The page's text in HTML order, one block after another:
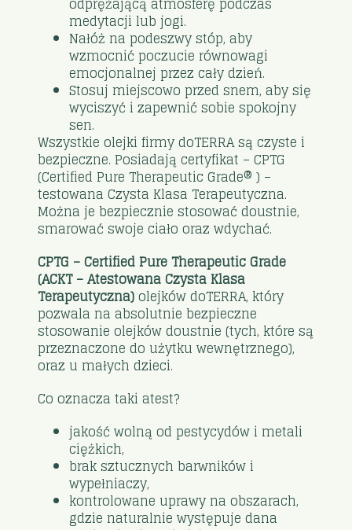
medytacji lub jogi.
Nałóż na podeszwy stóp, aby
wzmocnić poczucie równowagi
emocjonalnej przez cały dzień.
Stosuj miejscowo przed snem, aby się
wyciszyć i zapewnić sobie spokojny
sen.
Wszystkie olejki firmy doTERRA są czyste i
bezpieczne. Posiadają certyfikat – CPTG
(Certified Pure Therapeutic Grade® ) –
testowana Czysta Klasa Terapeutyczna.
Można je bezpiecznie stosować doustnie,
smarować swoje ciało oraz wdychać.
CPTG – Certified Pure Therapeutic Grade
(ACKT – Atestowana Czysta Klasa
Terapeutyczna)olejków doTERRA, który
pozwala na absolutnie bezpieczne
stosowanie olejków doustnie (tych, które są
przeznaczone do użytku wewnętrznego),
oraz u małych dzieci.
Co oznacza taki atest?
jakość wolną od pestycydów i metali
ciężkich,
brak sztucznych barwników i
wypełniaczy,
kontrolowane uprawy na obszarach,
gdzie naturalnie występuje dana